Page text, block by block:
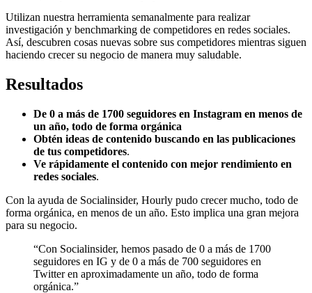
Utilizan nuestra herramienta semanalmente para realizar
investigación y benchmarking de competidores en redes sociales.
Así, descubren cosas nuevas sobre sus competidores mientras siguen
haciendo crecer su negocio de manera muy saludable.
Resultados
De 0 a más de 1700 seguidores en Instagram en menos de
un año, todo de forma orgánica
Obtén ideas de contenido buscando en las publicaciones
de tus competidores.
Ve rápidamente el contenido con mejor rendimiento en
redes sociales.
Con la ayuda de Socialinsider, Hourly pudo crecer mucho, todo de
forma orgánica, en menos de un año. Esto implica una gran mejora
para su negocio.
“Con Socialinsider, hemos pasado de 0 a más de 1700
seguidores en IG y de 0 a más de 700 seguidores en
Twitter en aproximadamente un año, todo de forma
orgánica.”